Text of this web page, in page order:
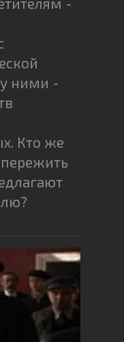
ними -
Кто же